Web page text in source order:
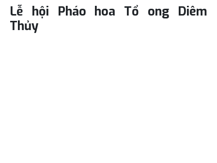
Lễ hội Pháo hoa Tổ ong Diêm
Thủy